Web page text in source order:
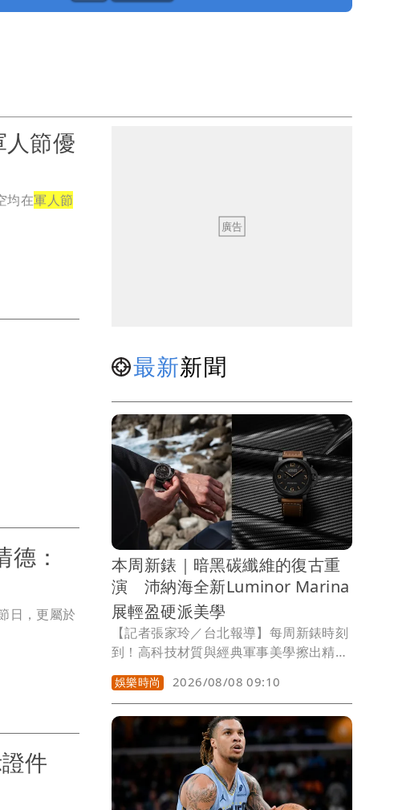
節優
均在軍人節
：
日，更屬於
證件
最新新聞
本周新錶｜暗黑碳纖維的復古重
演 沛納海全新Luminor Marina
展輕盈硬派美學
【記者張家玲／台北報導】每周新錶時刻
到！高科技材質與經典軍事美學擦出精彩
火花，沛納海（Panerai）全新推出的
Luminor Marina系列44mm
Carbotech™ 碳纖維腕錶
（PAM01707），將1960年代經典枕形
錶殼與標誌性護橋裝置，以極具現代感的
前衛碳纖維重構，展現剛勁強悍而不失輕
盈的獨特視覺氣場。
娛樂時尚 2026/08/08 09:10